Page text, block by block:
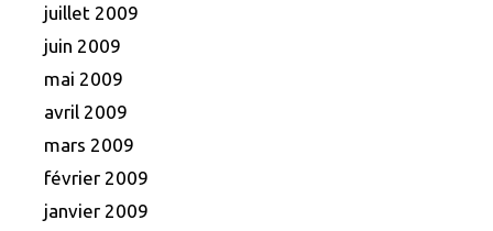
juillet 2009
juin 2009
mai 2009
avril 2009
mars 2009
février 2009
janvier 2009